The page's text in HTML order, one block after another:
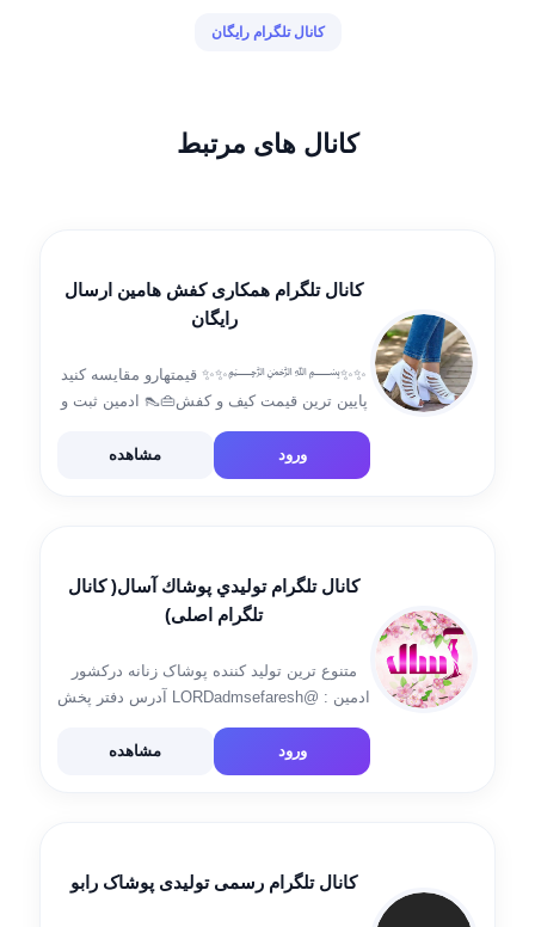
کانال تلگرام رایگان
کانال های مرتبط
کانال تلگرام همکاری کفش هامین ارسال
رایگان
✨✨﷽✨✨ قیمتهارو مقایسه کنید
پایین ترین قیمت کیف و کفش👜👠 ادمین ثبت و
مواقع ضروری فقط لطفا 09395868774
ورود مشاهده
کانال تلگرام توليدي پوشاك آسال( کانال
تلگرام اصلی)
متنوع ترین تولید کننده پوشاک زنانه درکشور
ادمین : @LORDadmsefaresh آدرس دفتر پخش
روبري ميلنگ تراش عدالت پلاك ٢٨٧ درب
ورود مشاهده
کانال تلگرام رسمی تولیدی پوشاک رابو